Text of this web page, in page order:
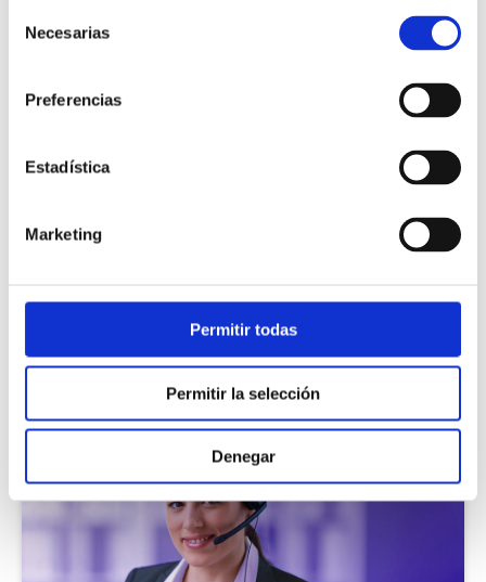
Necesarias
Preferencias
Estadística
Marketing
Permitir todas
Permitir la selección
Denegar